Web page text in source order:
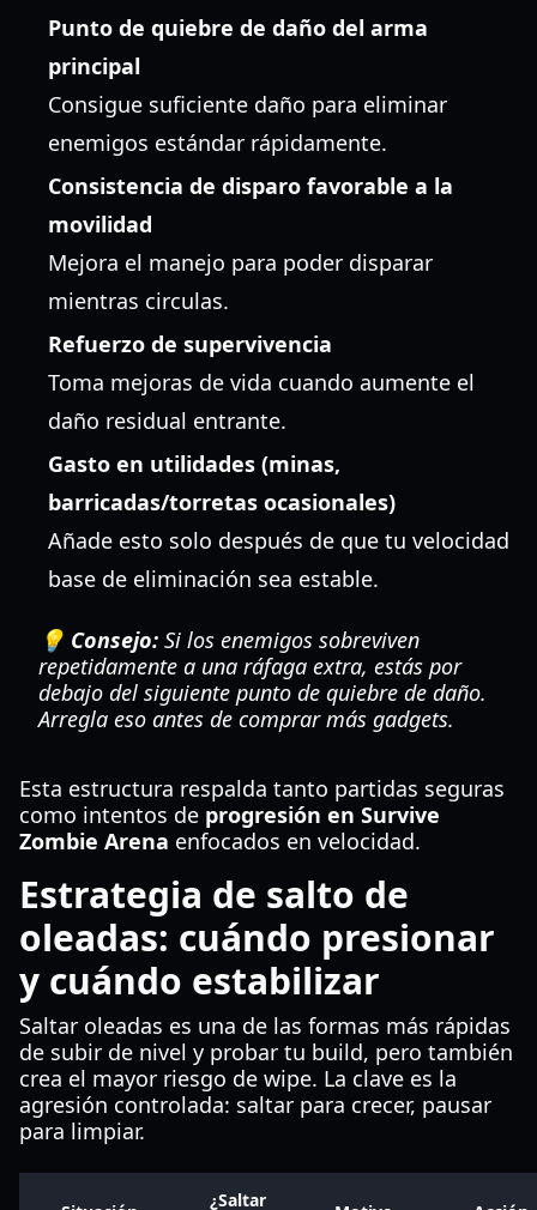
Punto de quiebre de daño del arma
principal
Consigue suficiente daño para eliminar
enemigos estándar rápidamente.
Consistencia de disparo favorable a la
movilidad
Mejora el manejo para poder disparar
mientras circulas.
Refuerzo de supervivencia
Toma mejoras de vida cuando aumente el
daño residual entrante.
Gasto en utilidades (minas,
barricadas/torretas ocasionales)
Añade esto solo después de que tu velocidad
base de eliminación sea estable.
💡 Consejo: Si los enemigos sobreviven
repetidamente a una ráfaga extra, estás por
debajo del siguiente punto de quiebre de daño.
Arregla eso antes de comprar más gadgets.
Esta estructura respalda tanto partidas seguras
como intentos de progresión en Survive
Zombie Arena enfocados en velocidad.
Estrategia de salto de
oleadas: cuándo presionar
y cuándo estabilizar
Saltar oleadas es una de las formas más rápidas
de subir de nivel y probar tu build, pero también
crea el mayor riesgo de wipe. La clave es la
agresión controlada: saltar para crecer, pausar
para limpiar.
¿Saltar